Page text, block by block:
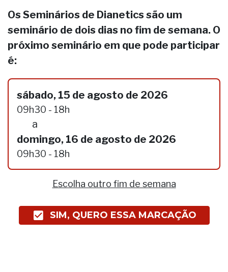
Os Seminários de Dianetics são um
seminário de dois dias no fim de semana. O
próximo seminário em que pode participar
é:
sábado, 15 de agosto de 2026
09h30 - 18h
a
domingo, 16 de agosto de 2026
09h30 - 18h
Escolha outro fim de semana
SIM, QUERO ESSA MARCAÇÃO